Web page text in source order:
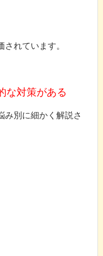
れています。
な対策がある
み別に細かく解説さ